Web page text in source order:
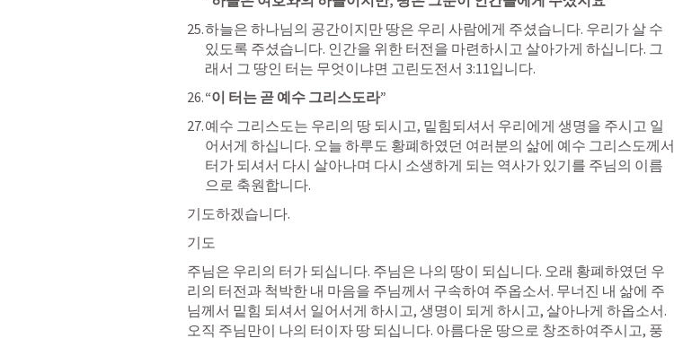
하늘은 하나님의 공간이지만 땅은 우리 사람에게 주셨습니다. 우리가 살 수
있도록 주셨습니다. 인간을 위한 터전을 마련하시고 살아가게 하십니다. 그
래서 그 땅인 터는 무엇이냐면 고린도전서 3:11입니다.
“이 터는 곧 예수 그리스도라”
예수 그리스도는 우리의 땅 되시고, 밑힘되셔서 우리에게 생명을 주시고 일
어서게 하십니다. 오늘 하루도 황폐하였던 여러분의 삶에 예수 그리스도께서
터가 되셔서 다시 살아나며 다시 소생하게 되는 역사가 있기를 주님의 이름
으로 축원합니다.
기도하겠습니다.
기도
주님은 우리의 터가 되십니다. 주님은 나의 땅이 되십니다. 오래 황폐하였던 우
리의 터전과 척박한 내 마음을 주님께서 구속하여 주옵소서. 무너진 내 삶에 주
님께서 밑힘 되셔서 일어서게 하시고, 생명이 되게 하시고, 살아나게 하옵소서.
오직 주님만이 나의 터이자 땅 되십니다. 아름다운 땅으로 창조하여주시고, 풍